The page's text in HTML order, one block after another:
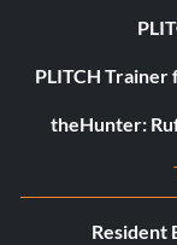
PLITCH Trainer
theHunter:
Resident